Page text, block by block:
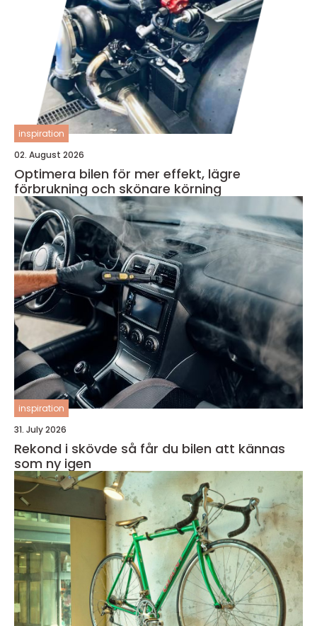
inspiration
02. August 2026
Optimera bilen för mer effekt, lägre
förbrukning och skönare körning
inspiration
31. July 2026
Rekond i skövde så får du bilen att kännas
som ny igen